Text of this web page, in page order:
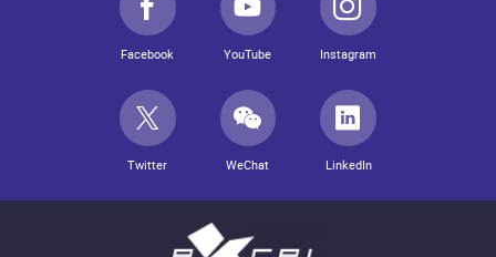
Facebook YouTube Instagram
Twitter WeChat LinkedIn